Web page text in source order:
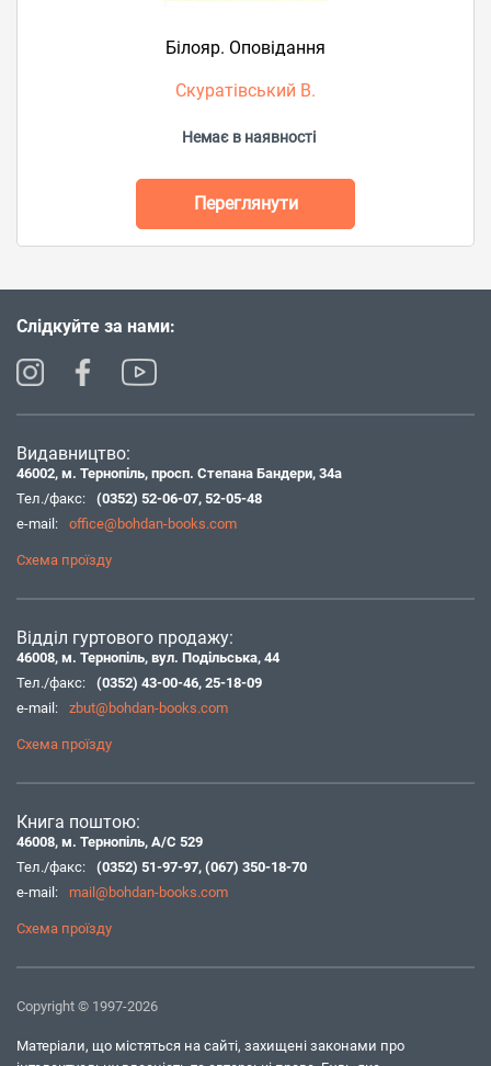
Білояр. Оповідання
Скуратівський В.
Немає в наявності
Переглянути
Слідкуйте за нами:
Видавництво:
46002, м. Тернопіль, просп. Степана Бандери, 34а
Тел./факс:
(0352) 52-06-07, 52-05-48
e-mail:
office@bohdan-books.com
Схема проїзду
Відділ гуртового продажу:
46008, м. Тернопіль, вул. Подільська, 44
Тел./факс:
(0352) 43-00-46, 25-18-09
e-mail:
zbut@bohdan-books.com
Схема проїзду
Книга поштою:
46008, м. Тернопіль, А/С 529
Тел./факс:
(0352) 51-97-97, (067) 350-18-70
e-mail:
mail@bohdan-books.com
Схема проїзду
Copyright © 1997-2026
Матеріали, що містяться на сайті, захищені законами про